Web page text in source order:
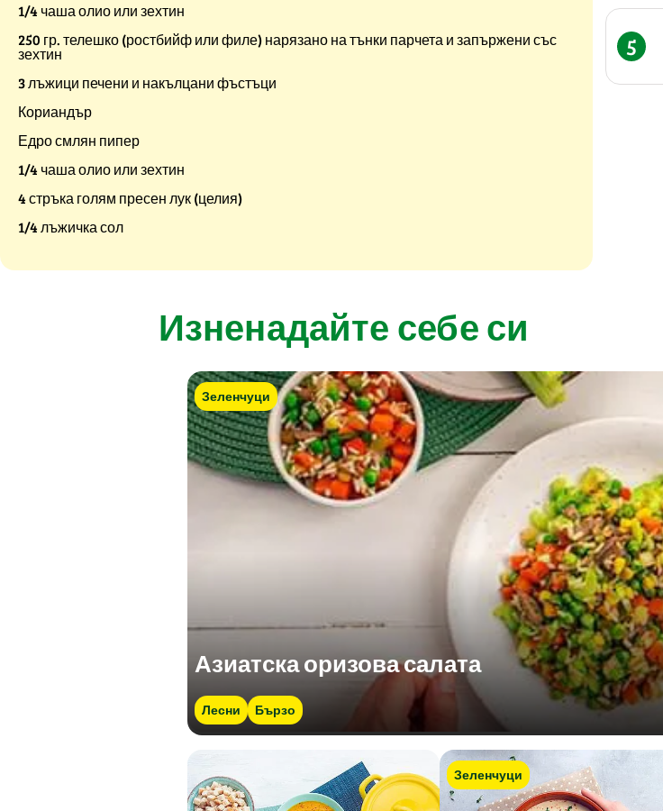
1/4 чаша олио или зехтин
250 гр. телешко (ростбийф или филе) нарязано на тънки парчета и запържени със
зехтин
3 лъжици печени и накълцани фъстъци
Кориандър
Едро смлян пипер
1/4 чаша олио или зехтин
4 стръка голям пресен лук (целия)
1/4 лъжичка сол
5
Изненадайте себе си
Зеленчуци
Азиатска оризова салата
Лесни Бързо
Зеленчуци